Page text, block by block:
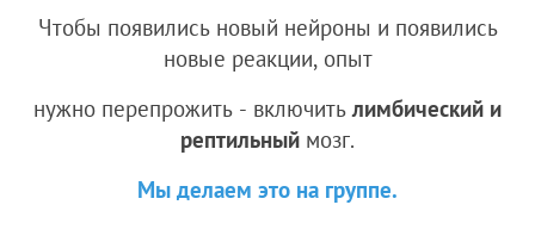
Чтобы появились новый нейроны и появились
новые реакции, опыт
нужно перепрожить - включитьлимбический и
рептильный мозг.
Мы делаем это на группе.